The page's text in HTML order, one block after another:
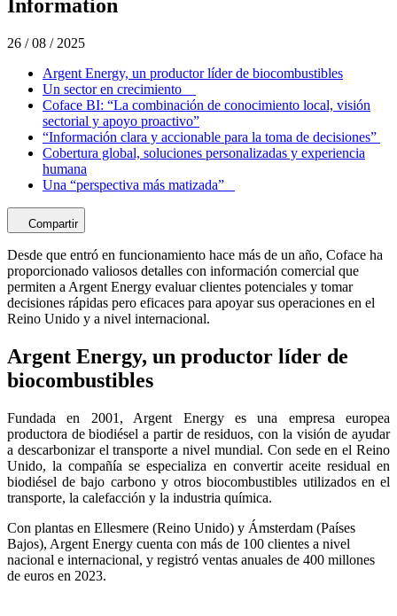
Information
26 / 08 / 2025
Argent Energy, un productor líder de biocombustibles
Un sector en crecimiento
Coface BI: “La combinación de conocimiento local, visión
sectorial y apoyo proactivo”
“Información clara y accionable para la toma de decisiones”
Cobertura global, soluciones personalizadas y experiencia
humana
Una “perspectiva más matizada”
Compartir
Desde que entró en funcionamiento hace más de un año, Coface ha
proporcionado valiosos detalles con información comercial que
permiten a Argent Energy evaluar clientes potenciales y tomar
decisiones rápidas pero eficaces para apoyar sus operaciones en el
Reino Unido y a nivel internacional.
Argent Energy, un productor líder de
biocombustibles
Fundada en 2001, Argent Energy es una empresa europea
productora de biodiésel a partir de residuos, con la visión de ayudar
a descarbonizar el transporte a nivel mundial. Con sede en el Reino
Unido, la compañía se especializa en convertir aceite residual en
biodiésel de bajo carbono y otros biocombustibles utilizados en el
transporte, la calefacción y la industria química.
Con plantas en Ellesmere (Reino Unido) y Ámsterdam (Países
Bajos), Argent Energy cuenta con más de 100 clientes a nivel
nacional e internacional, y registró ventas anuales de 400 millones
de euros en 2023.